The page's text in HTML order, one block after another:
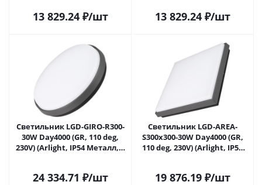
13 829.24₽/шт 13 829.24₽/шт
Светильник LGD-GIRO-R300-
30W Day4000 (GR, 110 deg,
230V) (Arlight, IP54 Металл, 3
24 334.71 ₽/шт
Светильник LGD-AREA-
S300x300-30W Day4000 (GR,
110 deg, 230V) (Arlight, IP54
19 876.19₽/шт